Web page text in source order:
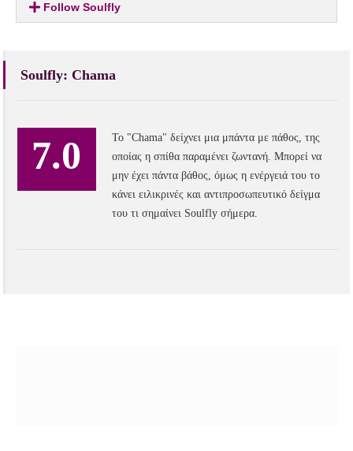
Follow Soulfly
Soulfly: Chama
7.0
Το "Chama" δείχνει μια μπάντα με πάθος, της
οποίας η σπίθα παραμένει ζωντανή. Μπορεί να
μην έχει πάντα βάθος, όμως η ενέργειά του το
κάνει ειλικρινές και αντιπροσωπευτικό δείγμα
του τι σημαίνει Soulfly σήμερα.